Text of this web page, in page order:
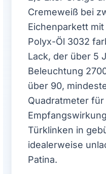
Cremeweiß bei
Eichenparkett
Polyx-Öl 3032
Lack, der über 5
Beleuchtung
über 90,
Quadratmeter für
Türklinken in
idealerweise
Patina.